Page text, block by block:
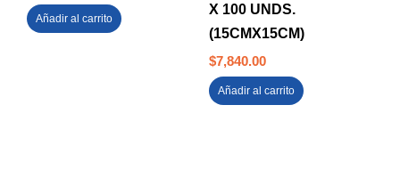
Añadir al carrito
X 100 UNDS.
(15CMX15CM)
$7,840.00
Añadir al carrito